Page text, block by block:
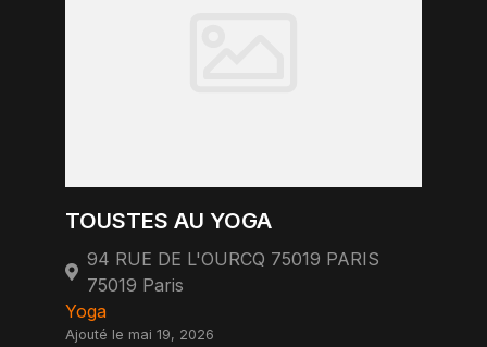
TOUSTES AU YOGA
94 RUE DE L'OURCQ 75019 PARIS
75019 Paris
Yoga
Ajouté le mai 19, 2026